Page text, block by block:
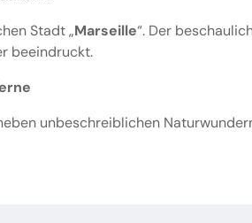
Stadt „Marseille“. Der
beeindruckt.
unbeschreiblichen